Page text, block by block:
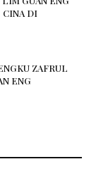
CINA DI
ZAFRUL
ENG